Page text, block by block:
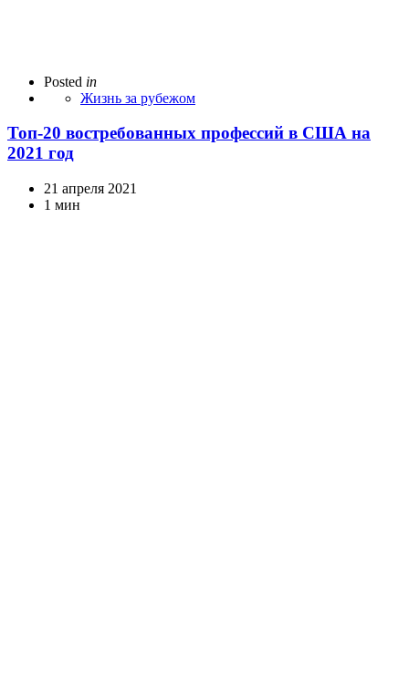
Posted in
Жизнь за рубежом
Топ-20 востребованных профессий в США на
2021 год
21 апреля 2021
1 мин